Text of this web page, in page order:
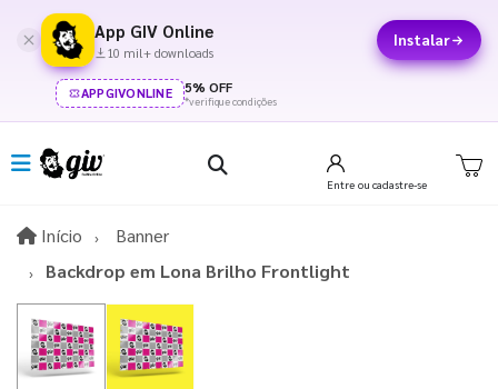
App GIV Online
10 mil+ downloads
Instalar
APPGIVONLINE 5% OFF
*verifique condições
Entre ou cadastre-se
Início InícioBanner
Backdrop em Lona Brilho Frontlight